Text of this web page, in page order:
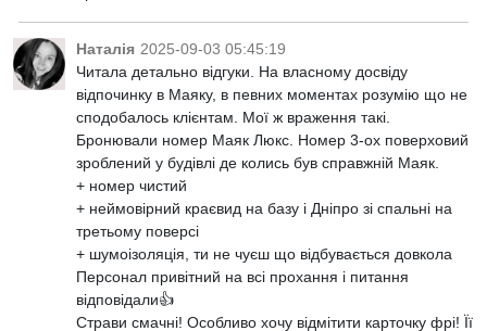
Наталія 2025-09-03 05:45:19
Читала детально відгуки. На власному досвіду
відпочинку в Маяку, в певних моментах розумію що не
сподобалось клієнтам. Мої ж враження такі.
Бронювали номер Маяк Люкс. Номер 3-ох поверховий
зроблений у будівлі де колись був справжній Маяк.
+ номер чистий
+ неймовірний краєвид на базу і Дніпро зі спальні на
третьому поверсі
+ шумоізоляція, ти не чуєш що відбувається довкола
Персонал привітний на всі прохання і питання
відповідали👍
Страви смачні! Особливо хочу відмітити карточку фрі! Її